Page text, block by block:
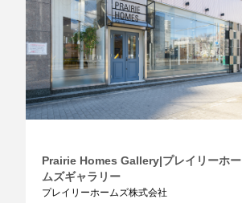
Prairie Homes Gallery|プレイリーホー
ムズギャラリー
プレイリーホームズ株式会社